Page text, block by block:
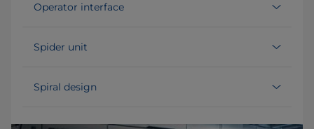
Operator interface
Spider unit
Spiral design